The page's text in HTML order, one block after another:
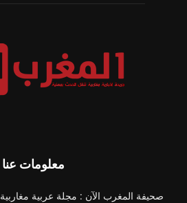
معلومات عنا
صحيفة المغرب الآن : مجلة عربية